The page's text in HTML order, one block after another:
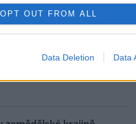
OPT OUT FROM ALL
Data Deletion Data
)
srážek je téměř ve
jihočeských řekách historicky
v rovinatých oblastech,